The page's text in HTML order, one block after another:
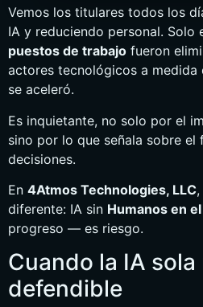
Vemos los titulares todos los
IA y reduciendo personal. Solo
puestos de trabajo fueron
actores tecnológicos a medida
se aceleró.
Es inquietante, no solo por el
sino por lo que señala sobre
decisiones.
En 4Atmos Technologies, LLC
diferente: IA sin Humanos en
progreso — es riesgo.
Cuando la IA sola
defendible